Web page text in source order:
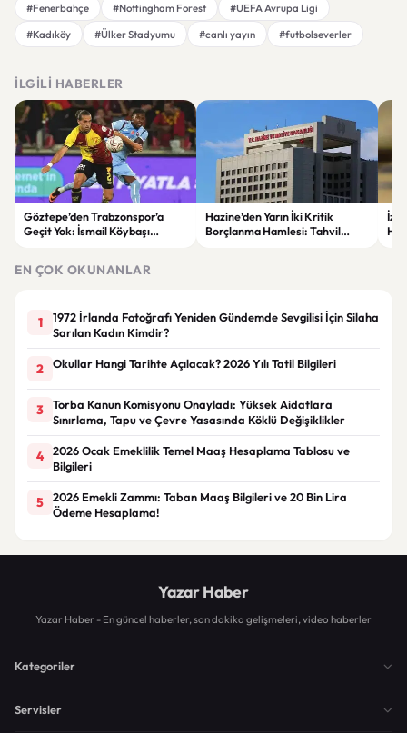
#Fenerbahçe #Nottingham Forest
#UEFA Avrupa Ligi
#Kadıköy
#Ülker Stadyumu #canlı yayın #futbolseverler
İLGILI HABERLER
Göztepe’den Trabzonspor’a
Geçit Yok: İsmail Köybaşı
Hazine’den Yarın İki Kritik
Borçlanma Hamlesi: Tahvil
EN ÇOK OKUNANLAR
1
1972 İrlanda Fotoğrafı Yeniden Gündemde Sevgilisi İçin Silaha
Sarılan Kadın Kimdir?
2 Okullar Hangi Tarihte Açılacak? 2026 Yılı Tatil Bilgileri
3
Torba Kanun Komisyonu Onayladı: Yüksek Aidatlara
Sınırlama, Tapu ve Çevre Yasasında Köklü Değişiklikler
4
2026 Ocak Emeklilik Temel Maaş Hesaplama Tablosu ve
Bilgileri
5
2026 Emekli Zammı: Taban Maaş Bilgileri ve 20 Bin Lira
Ödeme Hesaplama!
Yazar Haber
Yazar Haber - En güncel haberler, son dakika gelişmeleri, video haberler
Kategoriler
Servisler